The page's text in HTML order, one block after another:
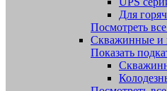
Для
Посмотреть
Скважинные и
Показать